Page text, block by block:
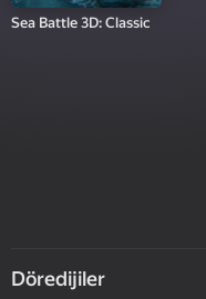
Sea Battle 3D: Classic
Döredijiler